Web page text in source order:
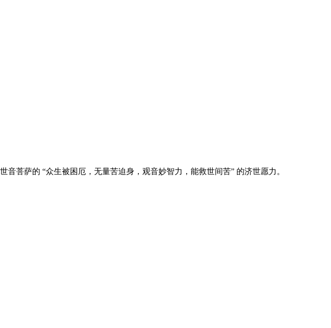
菩萨的 “众生被困厄，无量苦迫身，观音妙智力，能救世间苦” 的济世愿力。